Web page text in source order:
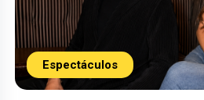
Espectáculos